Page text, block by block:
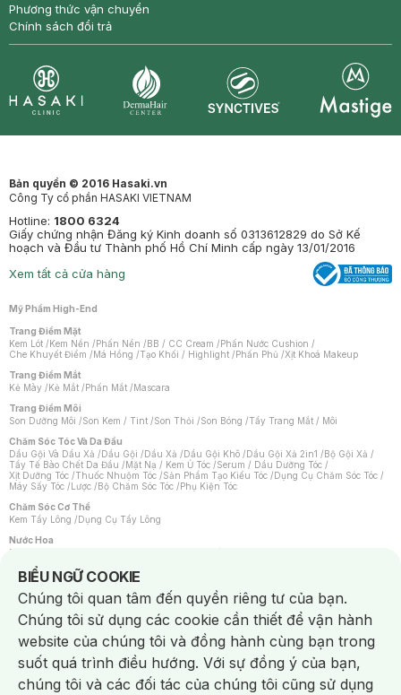
Phương thức vận chuyển
Chính sách đổi trả
Bản quyền © 2016 Hasaki.vn
Công Ty cổ phần HASAKI VIETNAM
Hotline: 1800 6324
Giấy chứng nhận Đăng ký Kinh doanh số 0313612829 do Sở Kế
hoạch và Đầu tư Thành phố Hồ Chí Minh cấp ngày 13/01/2016
Xem tất cả cửa hàng
Mỹ Phẩm High-End
Trang Điểm Mặt
Kem Lót /Kem Nền /Phấn Nền /BB / CC Cream /Phấn Nước Cushion /
Che Khuyết Điểm /Má Hồng /Tạo Khối / Highlight /Phấn Phủ /Xịt Khoá Makeup
Trang Điểm Mắt
Kẻ Mày /Kẻ Mắt /Phấn Mắt /Mascara
Trang Điểm Môi
Son Dưỡng Môi /Son Kem / Tint /Son Thỏi /Son Bóng /Tẩy Trang Mắt / Môi
Chăm Sóc Tóc Và Da Đầu
Dầu Gội Và Dầu Xả /Dầu Gội /Dầu Xả /Dầu Gội Khô /Dầu Gội Xả 2in1 /Bộ Gội Xả /
Tẩy Tế Bào Chết Da Đầu /Mặt Nạ / Kem Ủ Tóc /Serum / Dầu Dưỡng Tóc /
Xịt Dưỡng Tóc /Thuốc Nhuộm Tóc /Sản Phẩm Tạo Kiểu Tóc /Dụng Cụ Chăm Sóc Tóc /
Máy Sấy Tóc /Lược /Bộ Chăm Sóc Tóc /Phụ Kiện Tóc
Chăm Sóc Cơ Thể
Kem Tẩy Lông /Dụng Cụ Tẩy Lông
Nước Hoa
Nước Hoa Nữ
Chăm Sóc Cá Nhân
Chống Muỗi /Khẩu Trang /Máy Massage/Mặt Nạ Xông Hơi /Nước Rửa Tay/
Sản Phẩm Chăm Sóc Khác /Bàn Chải Đánh Răng /Bàn Chải Điện/
Hỗ Trợ Trắng Răng/Kem Đánh Răng /Máy Tăm Nước/ Nước Súc Miệng/
Tăm / Chỉ Nha Khoa/ Xịt Thơm Miệng / Dung Dịch Vệ Sinh/Dưỡng Vùng Kín/
Khăn Ướt Vệ Sinh Vùng Kín/Băng Vệ Sinh/Tampon/Bọt Cạo Râu /Dao Cạo Râu/
Máy Cạo Râu
Vấn Đề Về Da
Da Dầu / Lỗ Chân Lông To/ Da Khô / Mất Nước/ Da Lão Hóa/ Da Mụn/
BIỂU NGỮ COOKIE
Notice about cookies usage
Chúng tôi quan tâm đến quyền riêng tư của bạn.
Chúng tôi sử dụng các cookie cần thiết để vận hành
website của chúng tôi và đồng hành cùng bạn trong
suốt quá trình điều hướng. Với sự đồng ý của bạn,
chúng tôi và các đối tác của chúng tôi cũng sử dụng